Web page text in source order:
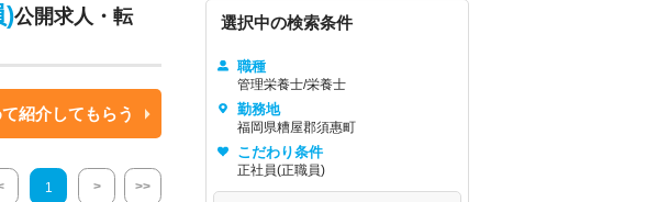
)公開求人・転
紹介してもらう
1 > >>
選択中の検索条件
職種
管理栄養士/栄養士
勤務地
福岡県糟屋郡須惠町
こだわり条件
正社員(正職員)